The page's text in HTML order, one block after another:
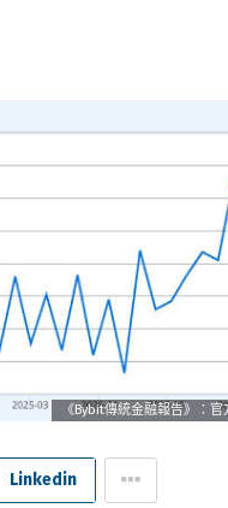
《Bybit傳統金融報告》：
Linkedin